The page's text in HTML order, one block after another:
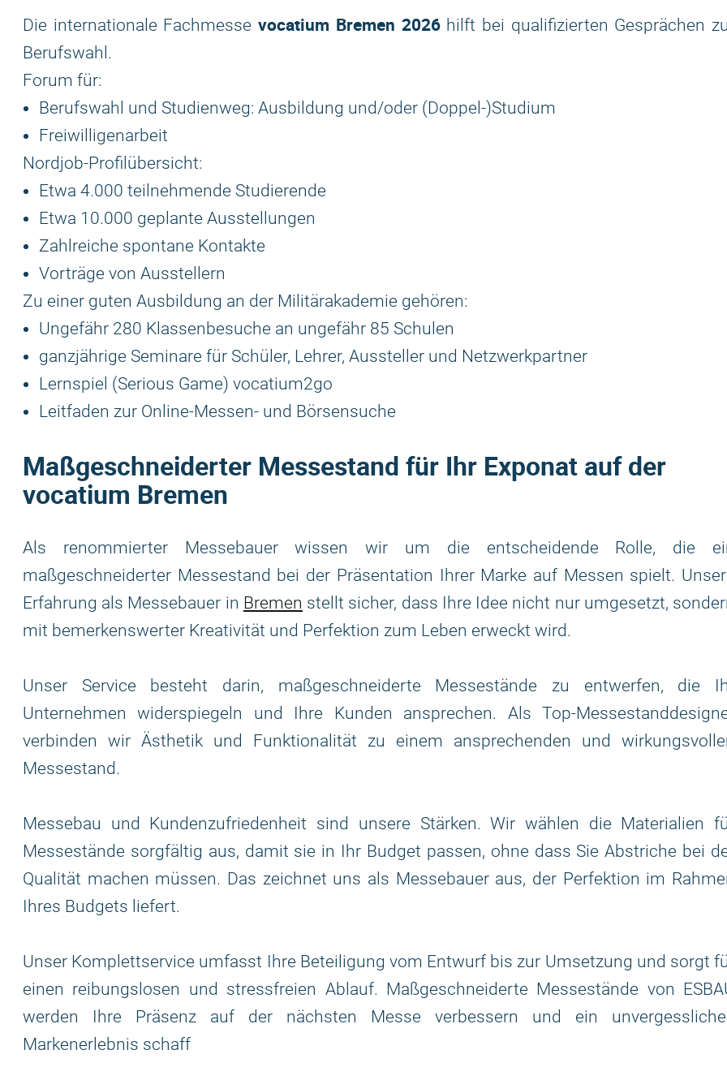
Die internationale Fachmessevocatium Bremen 2026hilft bei qualifizierten Gesprächen
Berufswahl.
Forum für:
Berufswahl und Studienweg: Ausbildung und/oder (Doppel-)Studium
Freiwilligenarbeit
Nordjob-Profilübersicht:
Etwa 4.000 teilnehmende Studierende
Etwa 10.000 geplante Ausstellungen
Zahlreiche spontane Kontakte
Vorträge von Ausstellern
Zu einer guten Ausbildung an der Militärakademie gehören:
Ungefähr 280 Klassenbesuche an ungefähr 85 Schulen
ganzjährige Seminare für Schüler, Lehrer, Aussteller und Netzwerkpartner
Lernspiel (Serious Game) vocatium2go
Leitfaden zur Online-Messen- und Börsensuche
Maßgeschneiderter Messestand für Ihr Exponat auf der
vocatium Bremen
Als renommierter Messebauer wissen wir um die entscheidende Rolle, die
maßgeschneiderter Messestand bei der Präsentation Ihrer Marke auf Messen spielt.
Erfahrung als Messebauer in Bremen stellt sicher, dass Ihre Idee nicht nur umgesetzt,
mit bemerkenswerter Kreativität und Perfektion zum Leben erweckt wird.
Unser Service besteht darin, maßgeschneiderte Messestände zu entwerfen, die
Unternehmen widerspiegeln und Ihre Kunden ansprechen. Als Top-
verbinden wir Ästhetik und Funktionalität zu einem ansprechenden und
Messestand.
Messebau und Kundenzufriedenheit sind unsere Stärken. Wir wählen die Materialien
Messestände sorgfältig aus, damit sie in Ihr Budget passen, ohne dass Sie Abstriche bei
Qualität machen müssen. Das zeichnet uns als Messebauer aus, der Perfektion im
Ihres Budgets liefert.
Unser Komplettservice umfasst Ihre Beteiligung vom Entwurf bis zur Umsetzung und sorgt
einen reibungslosen und stressfreien Ablauf. Maßgeschneiderte Messestände von
werden Ihre Präsenz auf der nächsten Messe verbessern und ein
Markenerlebnis schaff